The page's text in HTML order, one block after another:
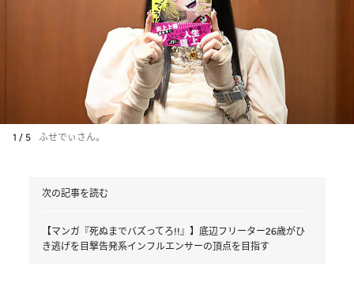
1 / 5 ふせでぃさん。
次の記事を読む
【マンガ『死ぬまでバズってろ!!』】底辺フリーター26歳がひ
き逃げを目撃告発系インフルエンサーの頂点を目指す